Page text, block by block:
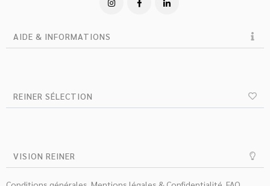
AIDE & INFORMATIONS
REINER SÉLECTION
VISION REINER